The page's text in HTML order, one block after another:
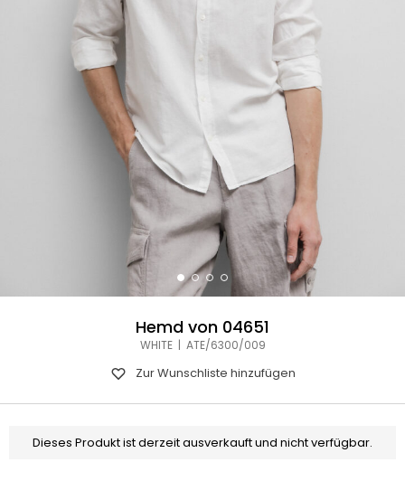
Hemd von 04651
WHITE | ATE/6300/009
Zur Wunschliste hinzufügen
Dieses Produkt ist derzeit ausverkauft und nicht verfügbar.